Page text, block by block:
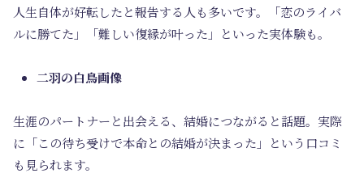
人生自体が好転したと報告する人も多いです。「恋のライバ
ルに勝てた」「難しい復縁が叶った」といった実体験も。
二羽の白鳥画像
生涯のパートナーと出会える、結婚につながると話題。実際
に「この待ち受けで本命との結婚が決まった」という口コミ
も見られます。